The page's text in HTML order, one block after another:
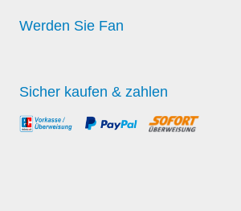
Werden Sie Fan
Sicher kaufen & zahlen